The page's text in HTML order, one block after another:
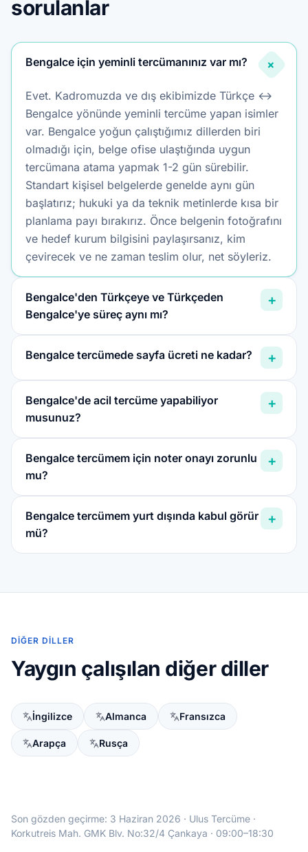
sorulanlar
Bengalce için yeminli tercümanınız var mı? +
Evet. Kadromuzda ve dış ekibimizde Türkçe ↔
Bengalce yönünde yeminli tercüme yapan isimler
var. Bengalce yoğun çalıştığımız dillerden biri
olmadığı için, belge ofise ulaştığında uygun
tercümana atama yapmak 1-2 gün sürebilir.
Standart kişisel belgelerde genelde aynı gün
başlatırız; hukuki ya da teknik metinlerde kısa bir
planlama payı bırakırız. Önce belgenin fotoğrafını
ve hedef kurum bilgisini paylaşırsanız, kim
çevirecek ve ne zaman teslim olur, net söyleriz.
Bengalce'den Türkçeye ve Türkçeden
Bengalce'ye süreç aynı mı?
+
Bengalce tercümede sayfa ücreti ne kadar? +
Bengalce'de acil tercüme yapabiliyor
musunuz?
+
Bengalce tercümem için noter onayı zorunlu
mu?
+
Bengalce tercümem yurt dışında kabul görür
mü?
+
DIĞER DILLER
Yaygın çalışılan diğer diller
İngilizce Almanca Fransızca
Arapça Rusça
Son gözden geçirme: 3 Haziran 2026 · Ulus Tercüme ·
Korkutreis Mah. GMK Blv. No:32/4 Çankaya · 09:00–18:30